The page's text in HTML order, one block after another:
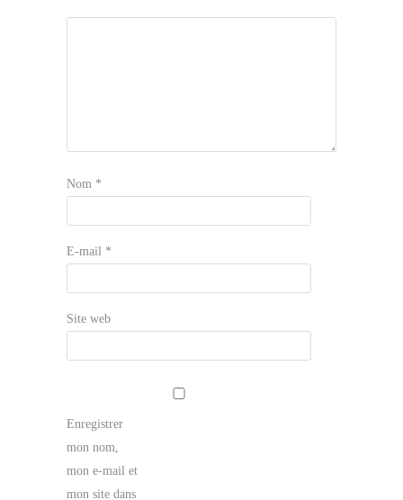
Nom *
E-mail *
Site web
Enregistrer
mon nom,
mon e-mail et
mon site dans